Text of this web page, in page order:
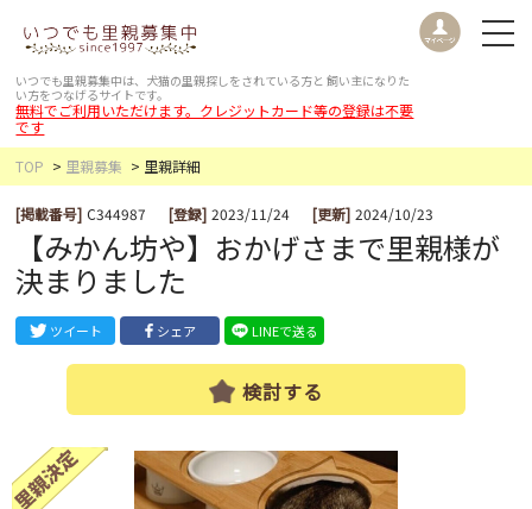
いつでも里親募集中は、犬猫の里親探しをされている方と 飼い主になりた
い方をつなげるサイトです。
無料でご利用いただけます。クレジットカード等の登録は不要
です
TOP
里親募集 里親詳細
[掲載番号] C344987 [登録] 2023/11/24 [更新] 2024/10/23
【みかん坊や】おかげさまで里親様が
決まりました
ツイート シェア LINEで送る
検討する